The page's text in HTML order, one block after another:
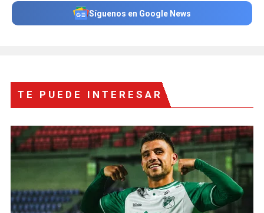
Síguenos en Google News
TE PUEDE INTERESAR